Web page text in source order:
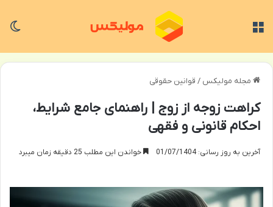
مجله مولیکس / قوانین حقوقی
کراهت زوجه از زوج | راهنمای جامع شرایط،
احکام قانونی و فقهی
آخرین به روز رسانی: 01/07/1404 خواندن این مطلب 25 دقیقه زمان میبرد